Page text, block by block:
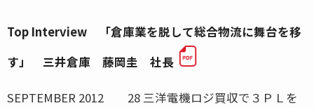
Top Interview 「倉庫業を脱して総合物流に舞台を移
す」 三井倉庫 藤岡圭 社長
SEPTEMBER 2012 28 三洋電機ロジ買収で３ＰＬを